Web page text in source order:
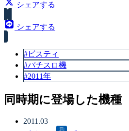
シェアする
シェアする
#ビスティ
#パチスロ機
#2011年
同時期に登場した機種
2011.03